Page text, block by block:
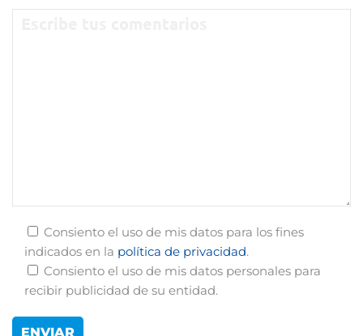
Consiento el uso de mis datos para los fines
indicados en la política de privacidad.
Consiento el uso de mis datos personales para
recibir publicidad de su entidad.